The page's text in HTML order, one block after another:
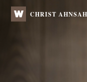
WATVCHRIST